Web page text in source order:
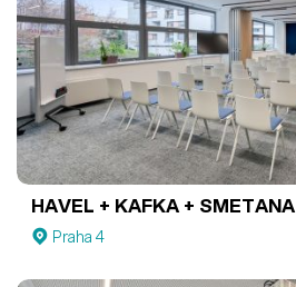
HAVEL + KAFKA + SMETANA
Praha 4